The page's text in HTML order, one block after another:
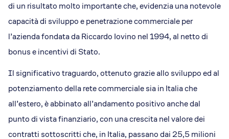
di un risultato molto importante che, evidenzia una notevole
capacità di sviluppo e penetrazione commerciale per
l’azienda fondata da Riccardo Iovino nel 1994, al netto di
bonus e incentivi di Stato.
Il significativo traguardo, ottenuto grazie allo sviluppo ed al
potenziamento della rete commerciale sia in Italia che
all’estero, è abbinato all’andamento positivo anche dal
punto di vista finanziario, con una crescita nel valore dei
contratti sottoscritti che, in Italia, passano dai 25,5 milioni